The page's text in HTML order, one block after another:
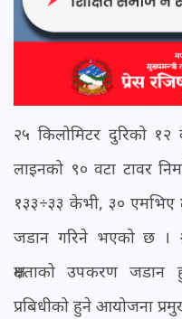
२५ किलोमिटर दुरिको १२
लाइनको ९० वटा टावर
१३३÷३३ केभी, ३० एमभिए
जडान गरिने भएको छ ।
क्षमताको उपकरण
प्रबिधीको हुने आयोजना